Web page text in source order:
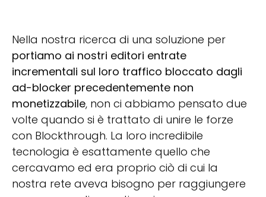
Nella nostra ricerca di una soluzione per
portiamo ai nostri editori entrate
incrementali sul loro traffico bloccato dagli
ad-blocker precedentemente non
monetizzabile, non ci abbiamo pensato due
volte quando si è trattato di unire le forze
con Blockthrough. La loro incredibile
tecnologia è esattamente quello che
cercavamo ed era proprio ciò di cui la
nostra rete aveva bisogno per raggiungere